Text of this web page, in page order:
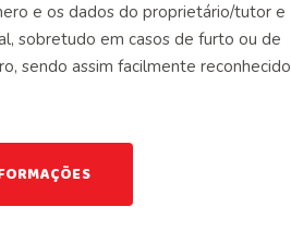
e os dados do proprietário/tutor e
sobretudo em casos de furto ou de
sendo assim facilmente reconhecido